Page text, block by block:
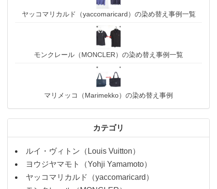
ヤッコマリカルド（yaccomaricard）の染め替え事例一覧
モンクレール（MONCLER）の染め替え事例一覧
マリメッコ（Marimekko）の染め替え事例
カテゴリ
ルイ・ヴィトン（Louis Vuitton）
ヨウジヤマモト（Yohji Yamamoto）
ヤッコマリカルド（yaccomaricard）